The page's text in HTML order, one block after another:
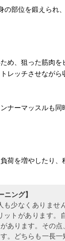
部位を鍛えられ
め、狙った筋肉を
レッチさせながら
ナーマッスルも
荷を増やしたり
ング】
少なくありませ
トがあります。
あります。その
。どちらも一長